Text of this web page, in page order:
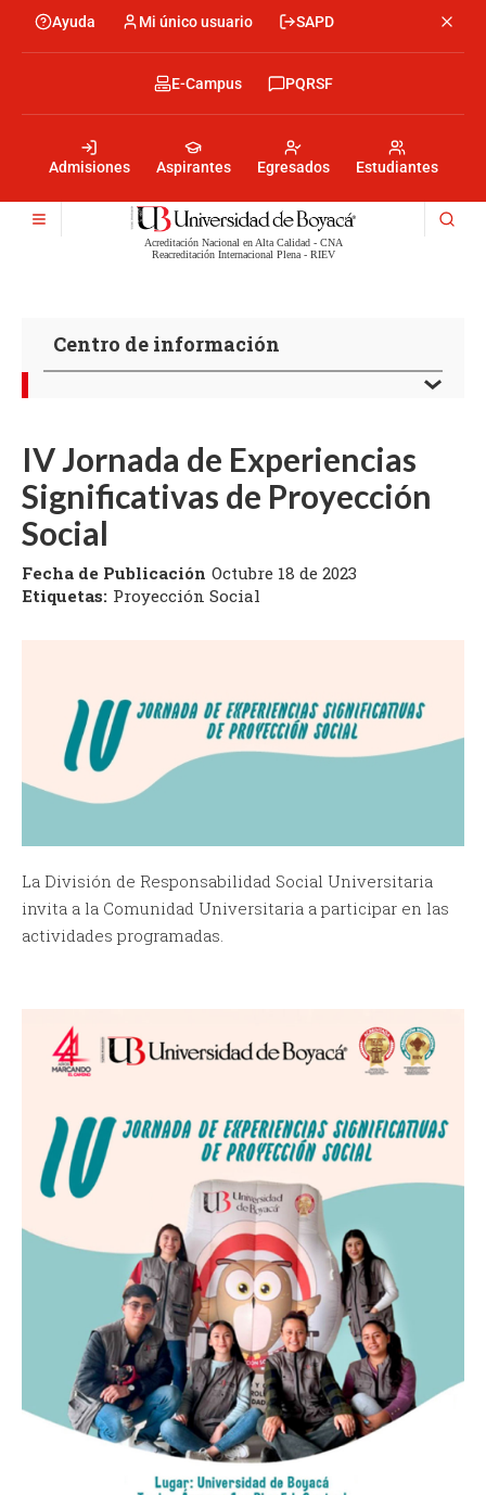
contenido
Menu
encabezado
Ayuda Mi único usuario SAPD
encabezado
Admisiones Aspirantes Egresados Estudiantes
Menu
encabezado
-
Derecha
E-Campus PQRSF
Menú
Acreditación Nacional en Alta Calidad - CNA
Reacreditación Internacional Plena - RIEV
Centro de información
IV Jornada de Experiencias
Significativas de Proyección
Social
Fecha de Publicación Octubre 18 de 2023
Etiquetas: Proyección Social
La División de Responsabilidad Social Universitaria
invita a la Comunidad Universitaria a participar en las
actividades programadas.